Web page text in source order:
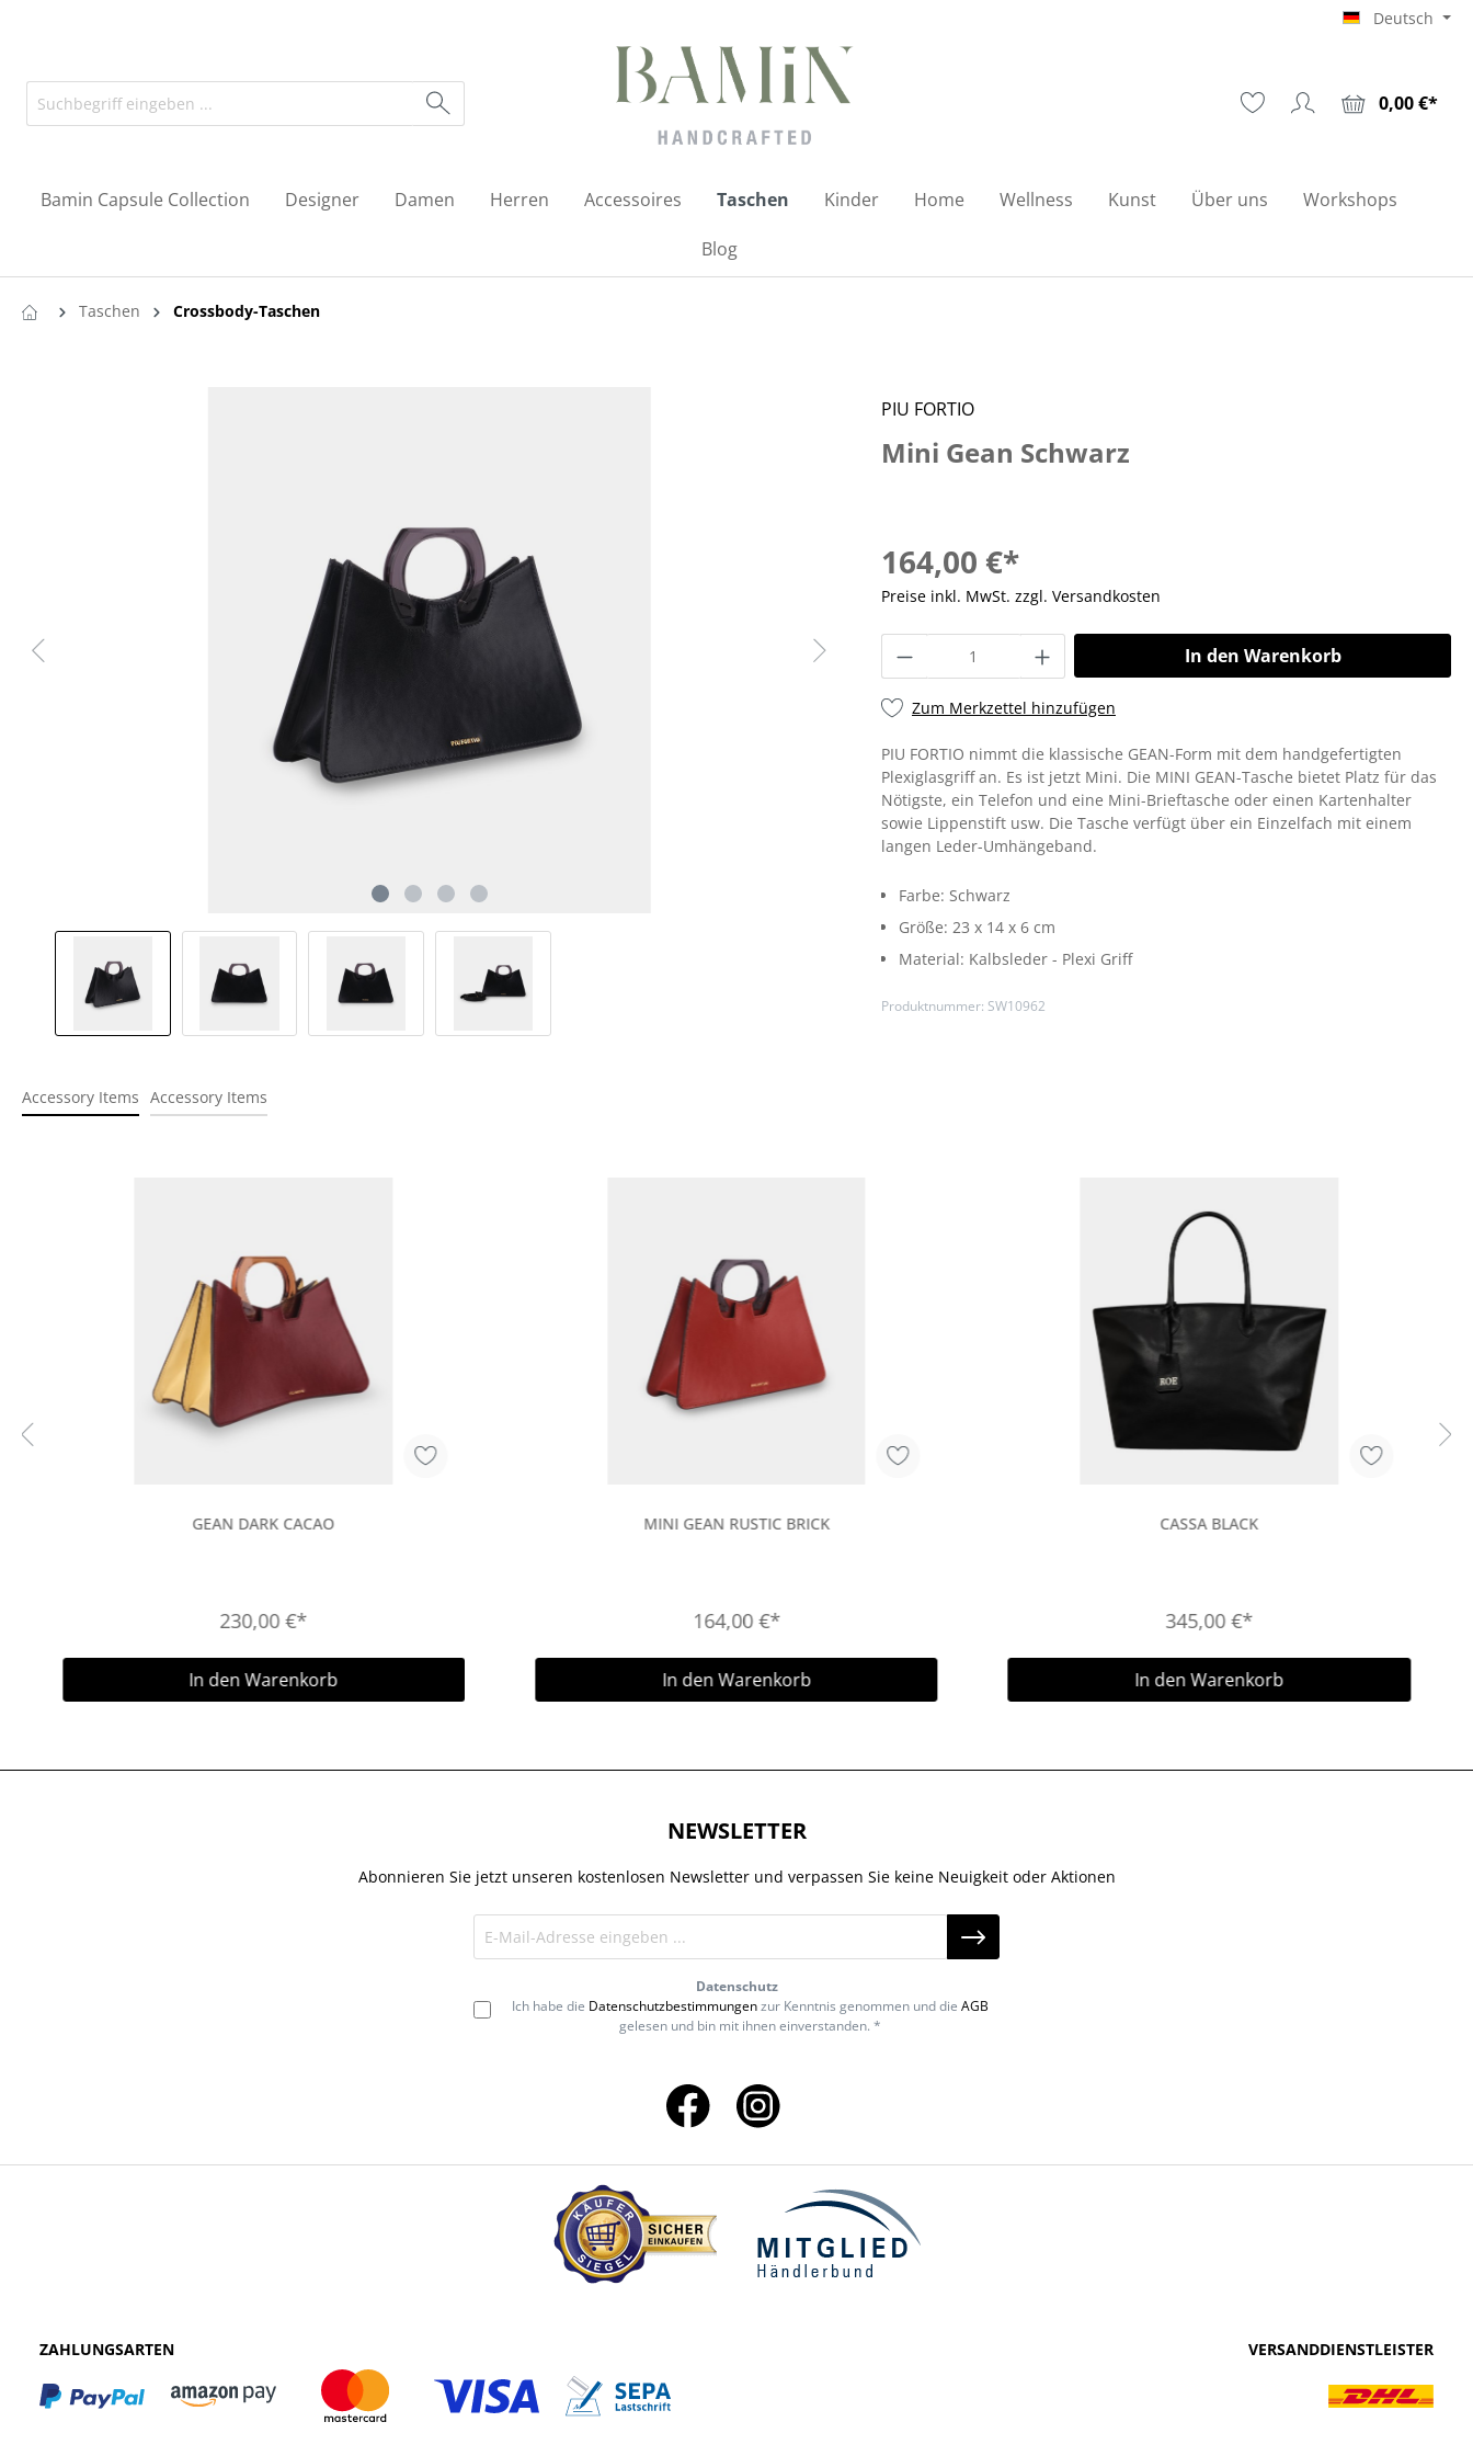
Deutsch
0,00 €*
Bamin Capsule Collection Designer Damen Herren Accessoires Taschen Kinder Home Wellness Kunst Über uns Workshops
Blog
Taschen Crossbody-Taschen
PIU FORTIO
Mini Gean Schwarz
164,00 €*
Preise inkl. MwSt. zzgl. Versandkosten
In den Warenkorb
Zum Merkzettel hinzufügen
PIU FORTIO nimmt die klassische GEAN-Form mit dem handgefertigten
Plexiglasgriff an. Es ist jetzt Mini. Die MINI GEAN-Tasche bietet Platz für das
Nötigste, ein Telefon und eine Mini-Brieftasche oder einen Kartenhalter
sowie Lippenstift usw. Die Tasche verfügt über ein Einzelfach mit einem
langen Leder-Umhängeband.
Farbe: Schwarz
Größe: 23 x 14 x 6 cm
Material: Kalbsleder - Plexi Griff
Produktnummer: SW10962
Accessory Items Accessory Items
GEAN DARK CACAO
230,00 €*
In den Warenkorb
MINI GEAN RUSTIC BRICK
164,00 €*
In den Warenkorb
CASSA BLACK
345,00 €*
In den Warenkorb
NEWSLETTER
Abonnieren Sie jetzt unseren kostenlosen Newsletter und verpassen Sie keine Neuigkeit oder Aktionen
Datenschutz
Ich habe die Datenschutzbestimmungenzur Kenntnis genommen und die AGB
gelesen und bin mit ihnen einverstanden. *
ZAHLUNGSARTEN VERSANDDIENSTLEISTER